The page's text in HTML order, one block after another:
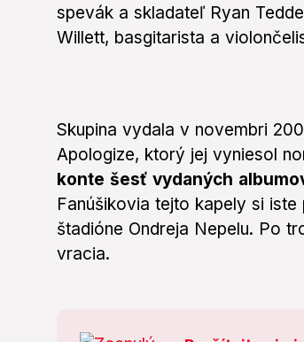
spevák a skladateľ Ryan
Willett, basgitarista a
Skupina vydala v novembri
Apologize, ktorý jej vyniesol
konte šesť vydaných
Fanúšikovia tejto kapely si iste
štadióne Ondreja Nepelu. Po
vracia.